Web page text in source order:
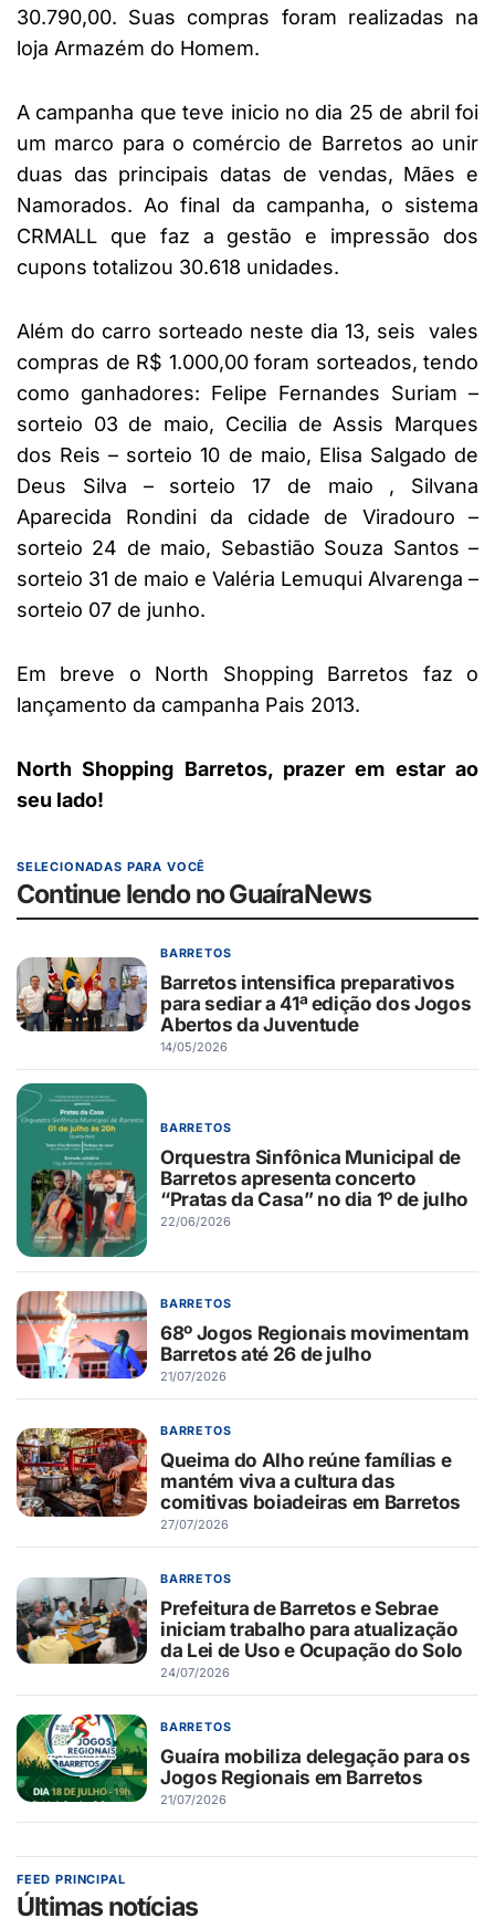
30.790,00. Suas compras foram realizadas na
loja Armazém do Homem.
A campanha que teve inicio no dia 25 de abril foi
um marco para o comércio de Barretos ao unir
duas das principais datas de vendas, Mães e
Namorados. Ao final da campanha, o sistema
CRMALL que faz a gestão e impressão dos
cupons totalizou 30.618 unidades.
Além do carro sorteado neste dia 13, seis vales
compras de R$ 1.000,00 foram sorteados, tendo
como ganhadores: Felipe Fernandes Suriam –
sorteio 03 de maio, Cecilia de Assis Marques
dos Reis – sorteio 10 de maio, Elisa Salgado de
Deus Silva – sorteio 17 de maio , Silvana
Aparecida Rondini da cidade de Viradouro –
sorteio 24 de maio, Sebastião Souza Santos –
sorteio 31 de maio e Valéria Lemuqui Alvarenga –
sorteio 07 de junho.
Em breve o North Shopping Barretos faz o
lançamento da campanha Pais 2013.
North Shopping Barretos, prazer em estar ao
seu lado!
SELECIONADAS PARA VOCÊ
Continue lendo no GuaíraNews
BARRETOS
Barretos intensifica preparativos
para sediar a 41ª edição dos Jogos
Abertos da Juventude
14/05/2026
BARRETOS
Orquestra Sinfônica Municipal de
Barretos apresenta concerto
“Pratas da Casa” no dia 1º de julho
22/06/2026
BARRETOS
68º Jogos Regionais movimentam
Barretos até 26 de julho
21/07/2026
BARRETOS
Queima do Alho reúne famílias e
mantém viva a cultura das
comitivas boiadeiras em Barretos
27/07/2026
BARRETOS
Prefeitura de Barretos e Sebrae
iniciam trabalho para atualização
da Lei de Uso e Ocupação do Solo
24/07/2026
BARRETOS
Guaíra mobiliza delegação para os
Jogos Regionais em Barretos
21/07/2026
FEED PRINCIPAL
Últimas notícias